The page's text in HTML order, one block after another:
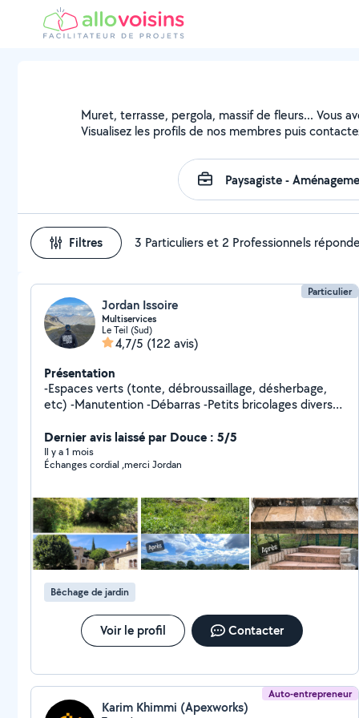
Muret, terrasse, pergola, massif de fleurs... Vous
Visualisez les profils de nos membres puis
Filtres 3 Particuliers et 2 Professionnels
Particulier
Jordan Issoire
Multiservices
Le Teil (Sud)
4,7/5 (122 avis)
Présentation
-Espaces verts (tonte, débroussaillage, désherbage,
etc) -Manutention -Débarras -Petits bricolages divers
Dernier avis laissé par Douce : 5/5
Il y a 1 mois
Échanges cordial ,merci Jordan
Bêchage de jardin
Voir le profil Contacter
Auto-entrepreneur
Karim Khimmi (Apexworks)